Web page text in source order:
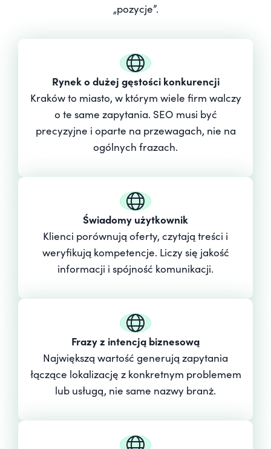
„pozycje”.
Rynek o dużej gęstości konkurencji
Kraków to miasto, w którym wiele firm walczy
o te same zapytania. SEO musi być
precyzyjne i oparte na przewagach, nie na
ogólnych frazach.
Świadomy użytkownik
Klienci porównują oferty, czytają treści i
weryfikują kompetencje. Liczy się jakość
informacji i spójność komunikacji.
Frazy z intencją biznesową
Największą wartość generują zapytania
łączące lokalizację z konkretnym problemem
lub usługą, nie same nazwy branż.